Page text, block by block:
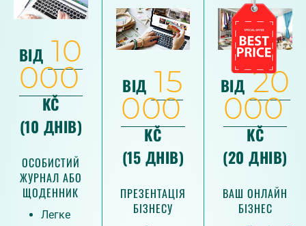
ВІД 10
000
KČ
(10 ДНІВ)
ОСОБИСТИЙ
ЖУРНАЛ АБО
ЩОДЕННИК
Легке
ВІД 15
000
KČ
(15 ДНІВ)
ПРЕЗЕНТАЦІЯ
БІЗНЕСУ
ВІД 20
000
KČ
(20 ДНІВ)
ВАШ ОНЛАЙН
БІЗНЕС